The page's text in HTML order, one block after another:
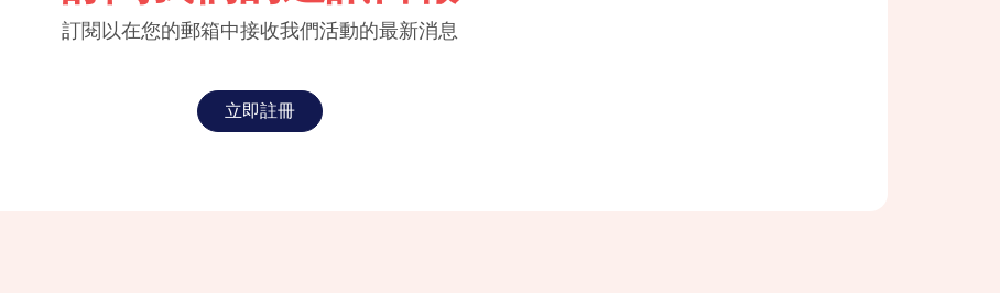
訂閱以在您的郵箱中接收我們活動的最新消息
立即註冊